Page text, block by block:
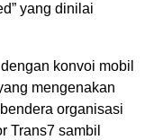
yang dinilai
konvoi mobil
mengenakan
organisasi
Trans7 sambil